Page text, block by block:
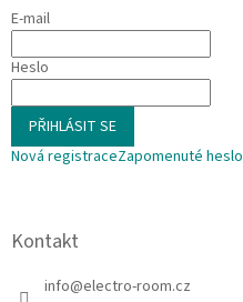
E-mail
Heslo
PŘIHLÁSIT SE
Nová registraceZapomenuté heslo
Kontakt
info@electro-room.cz